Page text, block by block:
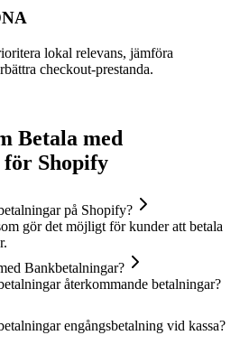
lokal relevans, jämföra
checkout-prestanda.
Betala med
Shopify
på Shopify?
gör det möjligt för kunder att betala
Bankbetalningar?
återkommande betalningar?
engångsbetalning vid kassa?